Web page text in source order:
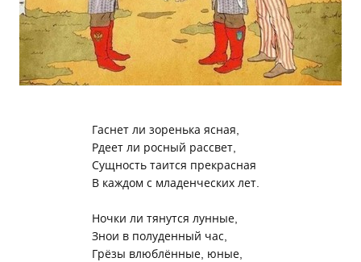
Гаснет ли зоренька ясная,
Рдеет ли росный рассвет,
Сущность таится прекрасная
В каждом с младенческих лет.
Ночки ли тянутся лунные,
Знои в полуденный час,
Грёзы влюблённые, юные,